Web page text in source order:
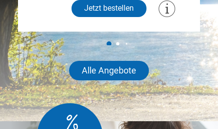
Jetzt bestellen
Alle Angebote